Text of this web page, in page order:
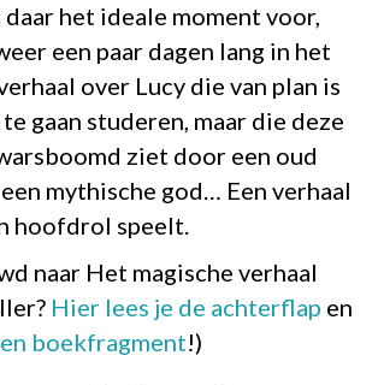
het ideale moment voor,
een paar dagen lang in het
over Lucy die van plan is
gaan studeren, maar die deze
ziet door een oud
mythische god… Een verhaal
hoofdrol speelt.
naar Het magische verhaal
Hier lees je de achterflap en
boekfragment!)